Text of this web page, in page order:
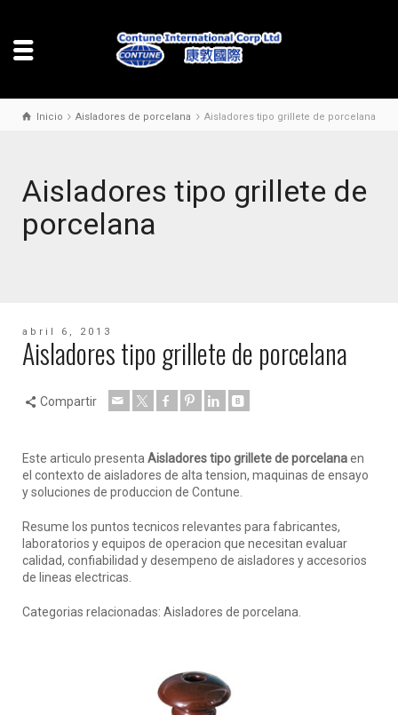
Inicio Aisladores de porcelana Aisladores tipo grillete de porcelana
Aisladores tipo grillete de
porcelana
abril 6, 2013
Aisladores tipo grillete de porcelana
Compartir
Este articulo presentaAisladores tipo grillete de porcelanaen
el contexto de aisladores de alta tension, maquinas de ensayo
y soluciones de produccion de Contune.
Resume los puntos tecnicos relevantes para fabricantes,
laboratorios y equipos de operacion que necesitan evaluar
calidad, confiabilidad y desempeno de aisladores y accesorios
de lineas electricas.
Categorias relacionadas: Aisladores de porcelana.